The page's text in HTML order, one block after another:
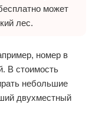
может
лес.
номер в
В стоимость
небольшие
двухместный